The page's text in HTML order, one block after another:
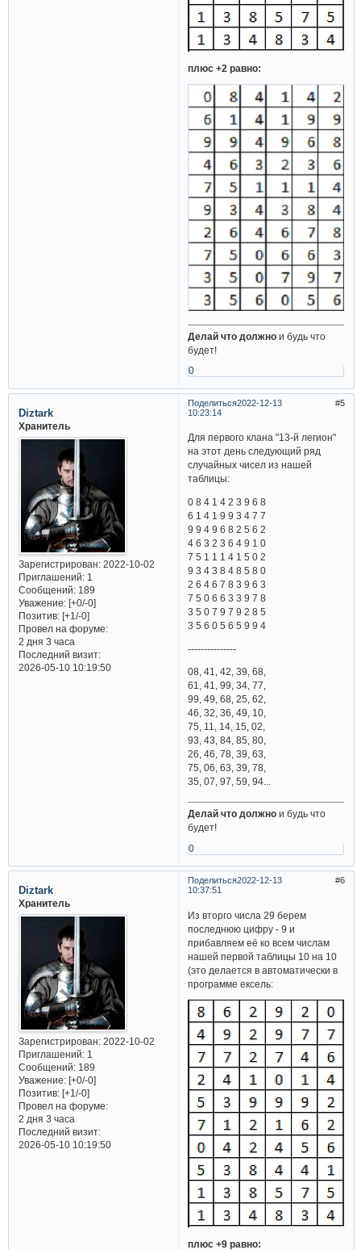
плюс +2 равно:
Делай что должно и будь что
будет!
0
Поделиться 5
2022-12-13
10:23:14
Diztark
Хранитель
Зарегистрирован: 2022-10-02
Приглашений:1
Сообщений:189
Уважение: [+0/-0]
Позитив: [+1/-0]
Провел на форуме:
2 дня 3 часа
Последний визит:
2026-05-10 10:19:50
Для первого клана "13-й легион"
на этот день следующий ряд
случайных чисел из нашей
таблицы:
0 8 4 1 4 2 3 9 6 8
6 1 4 1 9 9 3 4 7 7
9 9 4 9 6 8 2 5 6 2
4 6 3 2 3 6 4 9 1 0
7 5 1 1 1 4 1 5 0 2
9 3 4 3 8 4 8 5 8 0
2 6 4 6 7 8 3 9 6 3
7 5 0 6 6 3 3 9 7 8
3 5 0 7 9 7 9 2 8 5
3 5 6 0 5 6 5 9 9 4
---------------
08, 41, 42, 39, 68,
61, 41, 99, 34, 77,
99, 49, 68, 25, 62,
46, 32, 36, 49, 10,
75, 11, 14, 15, 02,
93, 43, 84, 85, 80,
26, 46, 78, 39, 63,
75, 06, 63, 39, 78,
35, 07, 97, 59, 94...
Делай что должно и будь что
будет!
0
Поделиться 6
2022-12-13
10:37:51
Diztark
Хранитель
Зарегистрирован: 2022-10-02
Приглашений:1
Сообщений:189
Уважение: [+0/-0]
Позитив: [+1/-0]
Провел на форуме:
2 дня 3 часа
Последний визит:
2026-05-10 10:19:50
Из вторго числа 29 берем
последнюю цифру - 9 и
прибавляем её ко всем числам
нашей первой таблицы 10 на 10
(это делается в автоматически в
программе ексель:
плюс +9 равно: